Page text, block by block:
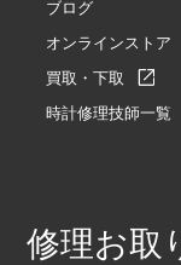
ブログ
オンラインストア
買取・下取
時計修理技師一覧
修理お取